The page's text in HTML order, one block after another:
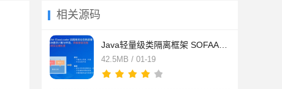
相关源码
42.5MB / 01-19